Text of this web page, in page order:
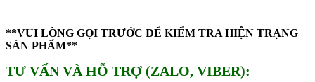
**VUI LÒNG GỌI TRƯỚC ĐỂ KIỂM TRA HIỆN TRẠNG
SẢN PHẨM**
TƯ VẤN VÀ HỖ TRỢ (ZALO, VIBER):